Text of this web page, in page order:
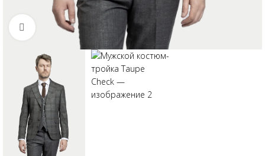
Click to enlarge